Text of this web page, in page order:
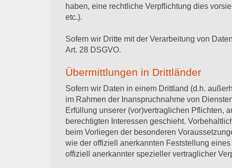
haben, eine rechtliche Verpflichtung dies
etc.).
Sofern wir Dritte mit der Verarbeitung von
Art. 28 DSGVO.
Übermittlungen in Drittländer
Sofern wir Daten in einem Drittland (d.h.
im Rahmen der Inanspruchnahme von
Erfüllung unserer (vor)vertraglichen Pflichten,
berechtigten Interessen geschieht.
beim Vorliegen der besonderen
wie der offiziell anerkannten Feststellung
offiziell anerkannter spezieller vertraglicher